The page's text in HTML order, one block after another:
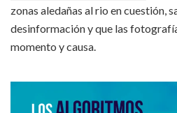
zonas aledañas al rio en cuestión,
desinformación y que las
momento y causa.